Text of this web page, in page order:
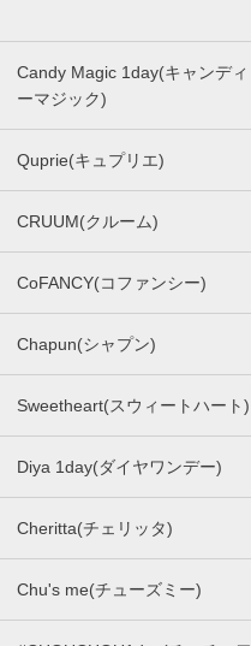
Candy Magic 1day(キャンディ
ーマジック)
Quprie(キュプリエ)
CRUUM(クルーム)
CoFANCY(コファンシー)
Chapun(シャプン)
Sweetheart(スウィートハート)
Diya 1day(ダイヤワンデー)
Cheritta(チェリッタ)
Chu's me(チューズミー)